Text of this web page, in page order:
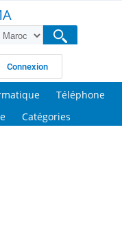
Connexion
Téléphone
Catégories